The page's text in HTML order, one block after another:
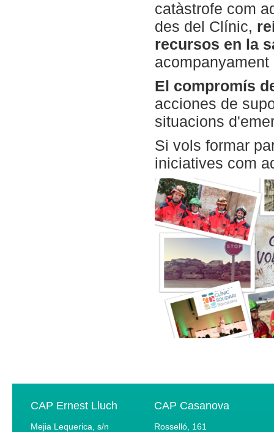
catàstrofe com
des del Clínic,
recursos en la
El compromís
acciones de
situacions
Si vols formar
iniciatives com
CAP Ernest Lluch
Mejia Lequerica, s/n
CAP Casanova
Rosselló, 161